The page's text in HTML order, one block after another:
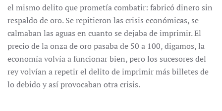
el mismo delito que prometía combatir: fabricó dinero sin
respaldo de oro. Se repitieron las crisis económicas, se
calmaban las aguas en cuanto se dejaba de imprimir. El
precio de la onza de oro pasaba de 50 a 100, digamos, la
economía volvía a funcionar bien, pero los sucesores del
rey volvían a repetir el delito de imprimir más billetes de
lo debido y así provocaban otra crisis.